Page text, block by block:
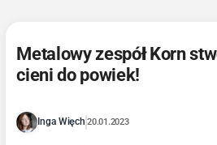
Metalowy zespół Korn
cieni do powiek!
Inga Więch 20.01.2023